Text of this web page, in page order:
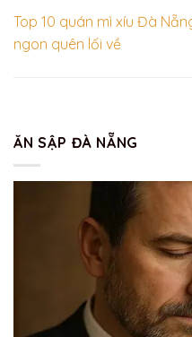
Top 10 quán mì xíu Đà
ngon quên lối về
ĂN SẬP ĐÀ NẴNG